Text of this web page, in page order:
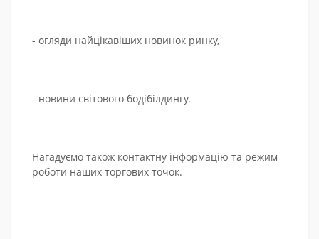
- огляди найцікавіших новинок ринку,
- новини світового бодібілдингу.
Нагадуємо також контактну інформацію та режим
роботи наших торгових точок.